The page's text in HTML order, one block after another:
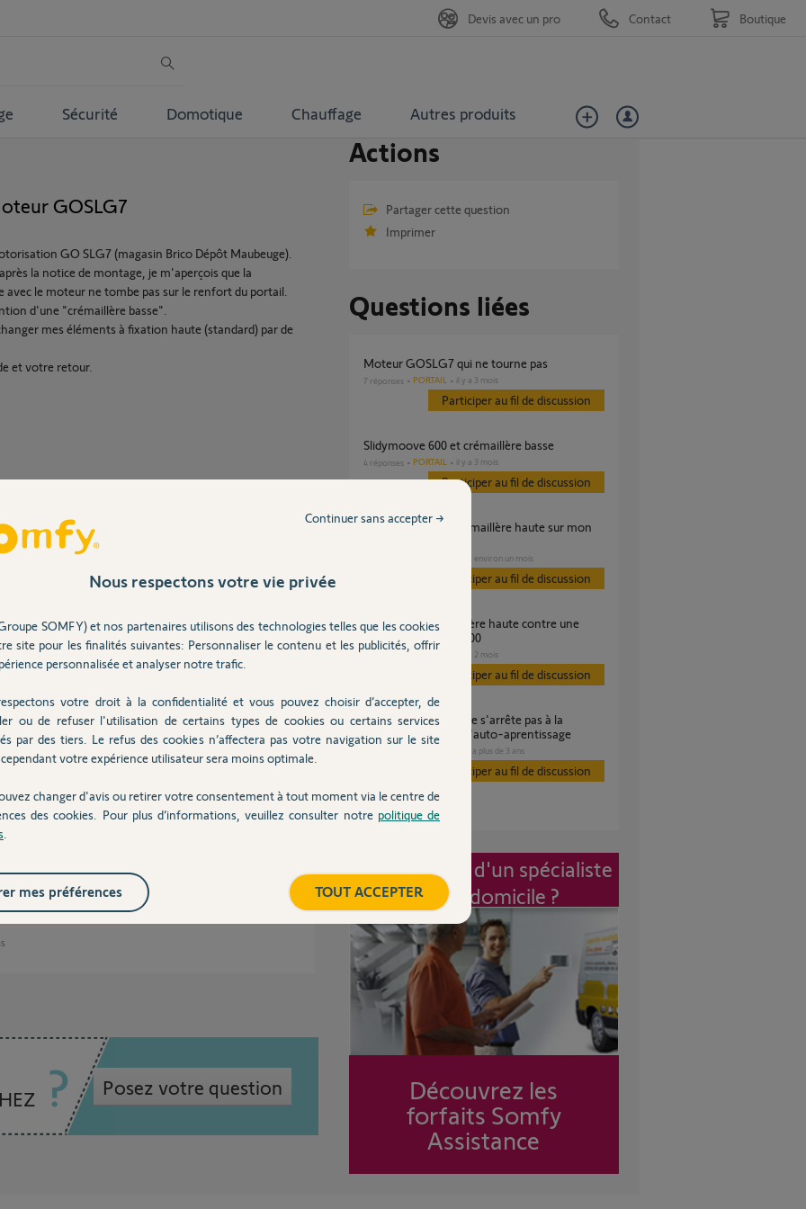
Sécurité Domotique Chauffage Autres produits
Devis avec un pro Contact Boutique
GOSLG7
GO SLG7 (magasin Brico Dépôt Maubeuge).
la notice de montage, je m'aperçois que la
le moteur ne tombe pas sur le renfort du portail.
d'une "crémaillère basse".
mes éléments à fixation haute (standard) par de
et votre retour.
Participer au fil de discussion
pour procéder à l'échange gracieux.
7 ans
je vais avoir besoin d'informations
de vous envoyer un mail pour
Posez votre question
Actions
Partager cette question
Imprimer
Questions liées
Moteur GOSLG7 qui ne tourne pas
7 réponses PORTAIL il y a 3 mois
Participer au fil de discussion
slidymoove 600 et crémaillère basse
4 réponses PORTAIL il y a 3 mois
Participer au fil de discussion
Commen fixer la crémaillère haute sur mon
il y a environ un mois
Participer au fil de discussion
Échange de crémaillère haute contre une
basse pour freevia 400
il y a 2 mois
Participer au fil de discussion
le moteur GOslg7 ne s'arrête pas à la
fermeture pendant l'auto-aprentissage
il y a plus de 3 ans
Participer au fil de discussion
Intervention d'un spécialiste
à mon domicile ?
Découvrez les
forfaits Somfy
Assistance
Nous respectons votre vie privée
SOMFY) et nos partenaires utilisons des technologies telles que les cookies
site pour les finalités suivantes: Personnaliser le contenu et les publicités, offrir
personnalisée et analyser notre trafic.
votre droit à la confidentialité et vous pouvez choisir d’accepter, de
ou de refuser l'utilisation de certains types de cookies ou certains services
par des tiers. Le refus des cookies n’affectera pas votre navigation sur le site
votre expérience utilisateur sera moins optimale.
changer d'avis ou retirer votre consentement à tout moment via le centre de
des cookies. Pour plus d’informations, veuillez consulter notre politique de
Continuer sans accepter →
TOUT ACCEPTER
mes préférences